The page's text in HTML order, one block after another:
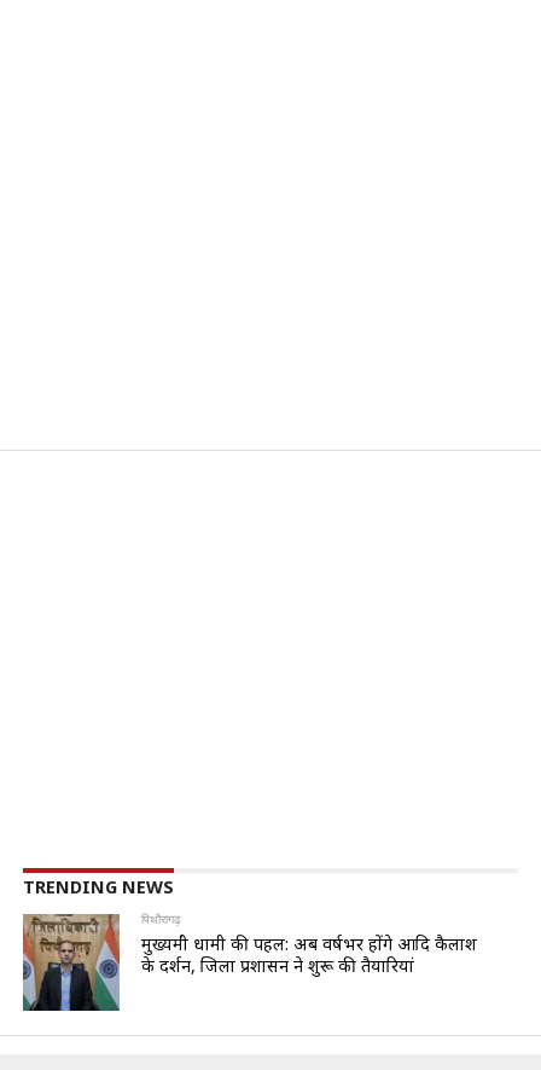
TRENDING NEWS
पिथौरागढ़
मुख्यमंत्री धामी की पहल: अब वर्षभर होंगे आदि कैलाश
के दर्शन, जिला प्रशासन ने शुरू की तैयारियां